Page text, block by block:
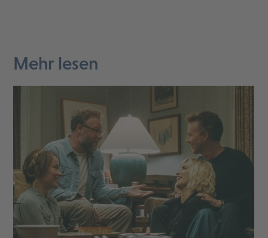
Mehr lesen